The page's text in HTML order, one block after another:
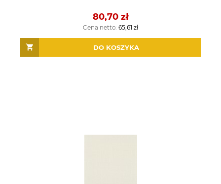
80,70 zł
Cena netto: 65,61 zł
DO KOSZYKA